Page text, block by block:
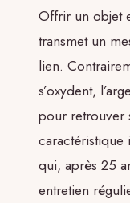
Offrir un objet
transmet un
lien.
s’oxydent,
pour retrouver
caractéristique
qui, après 25
entretien